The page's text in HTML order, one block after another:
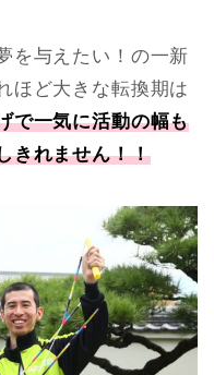
を与えたい！の一新
ほど大きな転換期は
で一気に活動の幅も
きれません！！